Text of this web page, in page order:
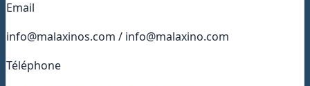
Email
info@malaxinos.com / info@malaxino.com
Téléphone